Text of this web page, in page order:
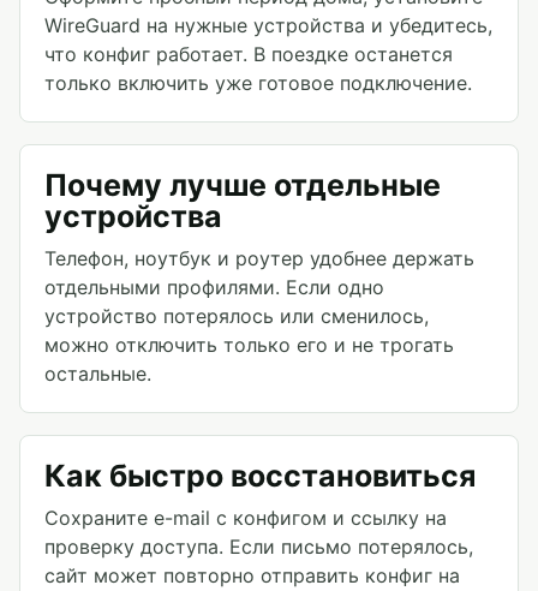
WireGuard на нужные устройства и убедитесь,
что конфиг работает. В поездке останется
только включить уже готовое подключение.
Почему лучше отдельные
устройства
Телефон, ноутбук и роутер удобнее держать
отдельными профилями. Если одно
устройство потерялось или сменилось,
можно отключить только его и не трогать
остальные.
Как быстро восстановиться
Сохраните e-mail с конфигом и ссылку на
проверку доступа. Если письмо потерялось,
сайт может повторно отправить конфиг на